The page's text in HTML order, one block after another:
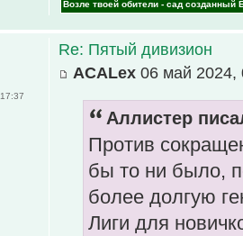
Возле твоей обители - сад созданный
Re: Пятый дивизион
ACALex 06 май 2024,
Аллистер
Против
бы то ни было,
более долгую
Лиги для